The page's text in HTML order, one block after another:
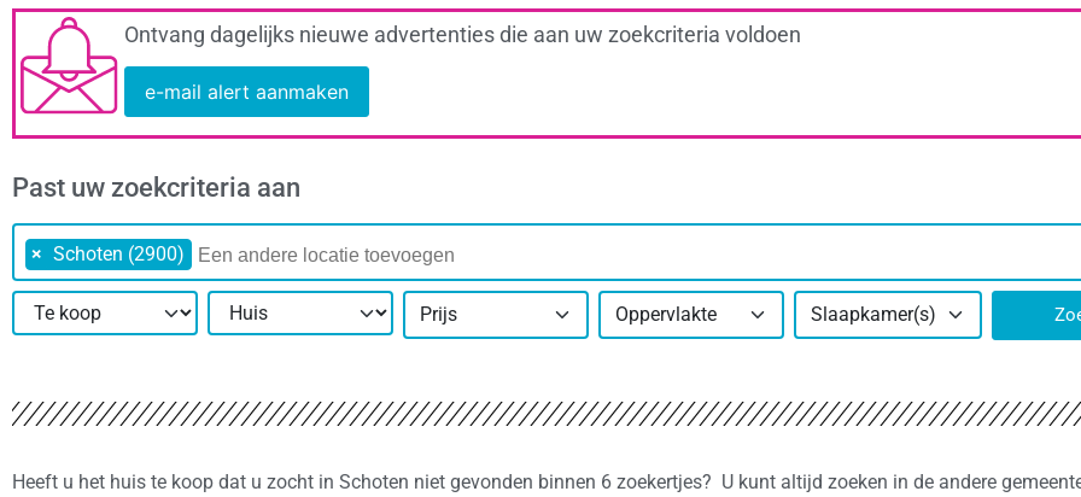
Ontvang dagelijks nieuwe advertenties die aan uw zoekcriteria voldoen
e-mail alert aanmaken
Past uw zoekcriteria aan
× Schoten (2900)
Prijs Oppervlakte Slaapkamer(s)
Heeft u het huis te koop dat u zocht in Schoten niet gevonden binnen 6 zoekertjes? U kunt altijd zoeken in de andere